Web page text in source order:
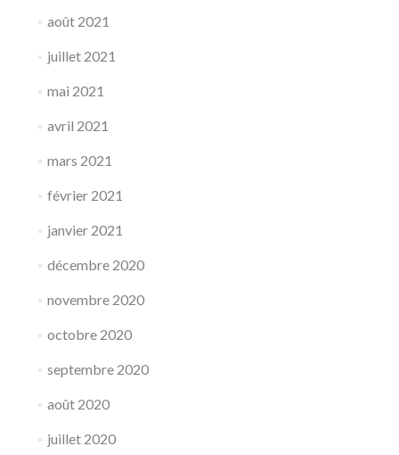
août 2021
juillet 2021
mai 2021
avril 2021
mars 2021
février 2021
janvier 2021
décembre 2020
novembre 2020
octobre 2020
septembre 2020
août 2020
juillet 2020